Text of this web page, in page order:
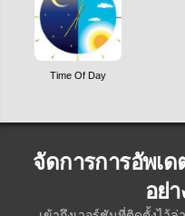
Time Of Day
จัดการการอัพเ
อย่